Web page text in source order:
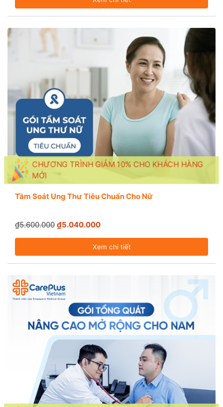
CHƯƠNG TRÌNH GIẢM 10% CHO KHÁCH HÀNG
MỚI
Tầm Soát Ung Thư Tiêu Chuẩn Cho Nữ
₫5.600.000 ₫5.040.000
Xem chi tiết